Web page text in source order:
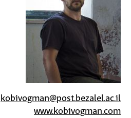
kobivogman@post.bezalel.ac.il
www.kobivogman.com